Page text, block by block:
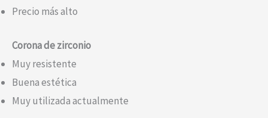
Precio más alto
Corona de zirconio
Muy resistente
Buena estética
Muy utilizada actualmente